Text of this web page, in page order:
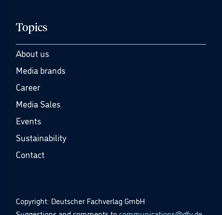
Topics
About us
Media brands
Career
Media Sales
Events
Sustainability
Contact
Copyright: Deutscher Fachverlag GmbH